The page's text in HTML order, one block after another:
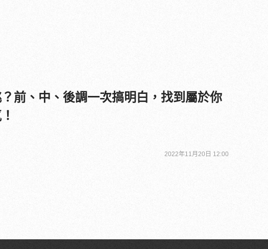
前、中、後調一次搞明白，找到屬於你
2022年11月20日 12:00